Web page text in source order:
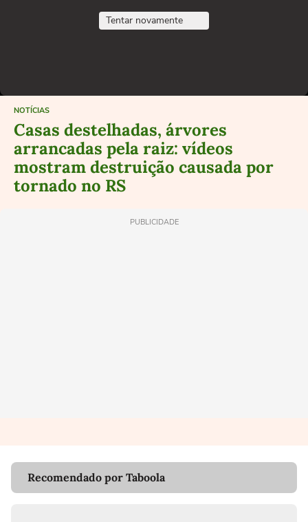
Tentar novamente
NOTÍCIAS
Casas destelhadas, árvores
arrancadas pela raiz: vídeos
mostram destruição causada por
tornado no RS
PUBLICIDADE
Recomendado por Taboola